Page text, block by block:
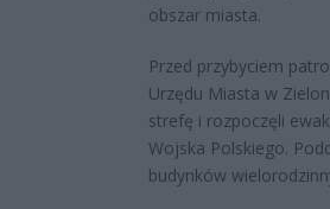
obszar miasta.
Przed przybyciem
Urzędu Miasta w
strefę i rozpoczęli
Wojska Polskiego.
budynków